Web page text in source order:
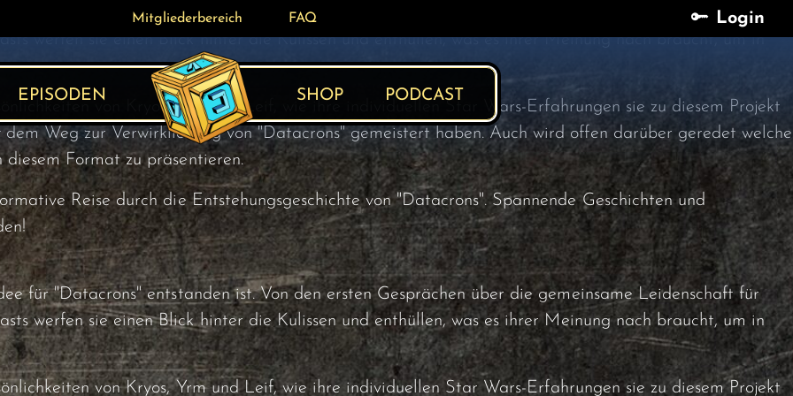
für "Datacrons" entstanden ist. Von den ersten Gesprächen über die gemeinsame Leidenschaft für
werfen sie einen Blick hinter die Kulissen und enthüllen, was es ihrer Meinung nach braucht, um in
von Kryos, Yrm und Leif, wie ihre individuellen Star Wars-Erfahrungen sie zu diesem Projekt
Weg zur Verwirklichung von "Datacrons" gemeistert haben. Auch wird offen darüber geredet welche
Format zu präsentieren.
Reise durch die Entstehungsgeschichte von "Datacrons". Spannende Geschichten und
für "Datacrons" entstanden ist. Von den ersten Gesprächen über die gemeinsame Leidenschaft für
werfen sie einen Blick hinter die Kulissen und enthüllen, was es ihrer Meinung nach braucht, um in
von Kryos, Yrm und Leif, wie ihre individuellen Star Wars-Erfahrungen sie zu diesem Projekt
Mitgliederbereich FAQ Login
Mitgliederbereich FAQ Login
EPISODEN SHOP PODCAST